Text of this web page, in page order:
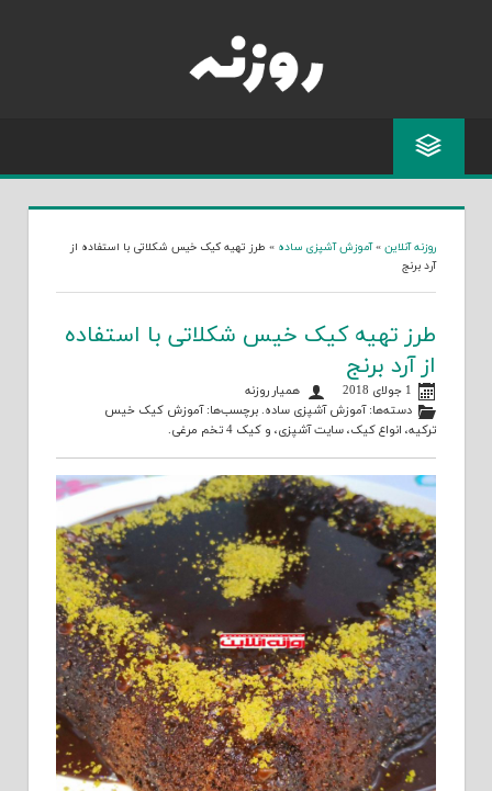
روزنه آنلاین »آموزش آشپزی ساده » طرز تهیه کیک خیس شکلاتی با استفاده از
آرد برنج
طرز تهیه کیک خیس شکلاتی با استفاده
از آرد برنج
1 جولای 2018
همیار روزنه
دسته‌ها:آموزش آشپزی ساده. برچسب‌ها:آموزش کیک خیس
ترکیه، انواع کیک، سایت آشپزی، و کیک 4 تخم مرغی .